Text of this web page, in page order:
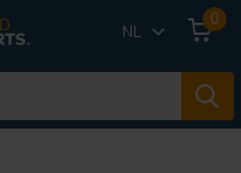
NL
0